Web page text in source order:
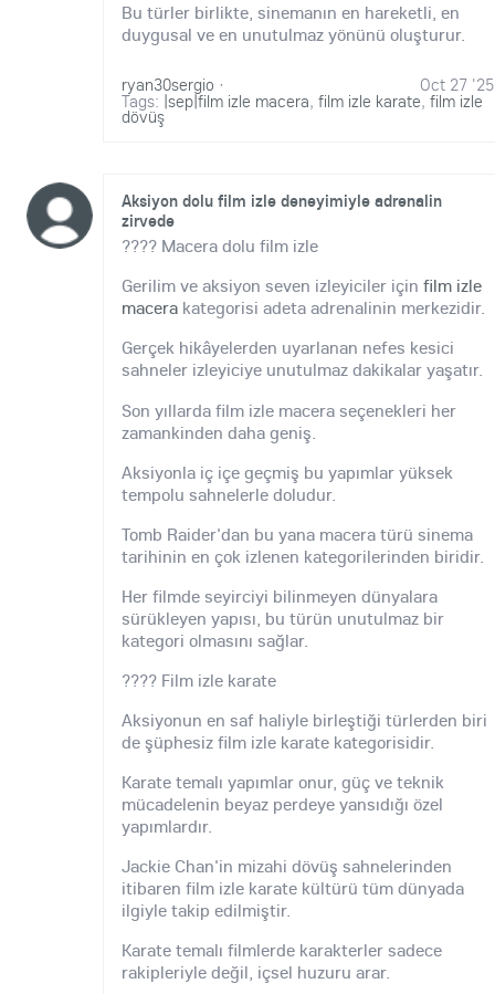
Bu türler birlikte, sinemanın en hareketli, en
duygusal ve en unutulmaz yönünü oluşturur.
ryan30sergio Oct 27 '25
·
Tags: |sep|film izle macera, film izle karate, film izle
dövüş
Aksiyon dolu film izle deneyimiyle adrenalin
zirvede
???? Macera dolu film izle
Gerilim ve aksiyon seven izleyiciler için film izle
macera kategorisi adeta adrenalinin merkezidir.
Gerçek hikâyelerden uyarlanan nefes kesici
sahneler izleyiciye unutulmaz dakikalar yaşatır.
Son yıllarda film izle macera seçenekleri her
zamankinden daha geniş.
Aksiyonla iç içe geçmiş bu yapımlar yüksek
tempolu sahnelerle doludur.
Tomb Raider'dan bu yana macera türü sinema
tarihinin en çok izlenen kategorilerinden biridir.
Her filmde seyirciyi bilinmeyen dünyalara
sürükleyen yapısı, bu türün unutulmaz bir
kategori olmasını sağlar.
???? Film izle karate
Aksiyonun en saf haliyle birleştiği türlerden biri
de şüphesiz film izle karate kategorisidir.
Karate temalı yapımlar onur, güç ve teknik
mücadelenin beyaz perdeye yansıdığı özel
yapımlardır.
Jackie Chan'in mizahi dövüş sahnelerinden
itibaren film izle karate kültürü tüm dünyada
ilgiyle takip edilmiştir.
Karate temalı filmlerde karakterler sadece
rakipleriyle değil, içsel huzuru arar.